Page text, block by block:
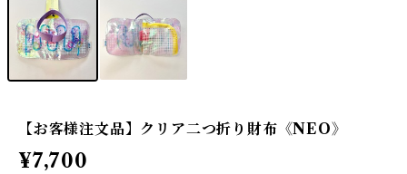
【お客様注文品】クリア二つ折り財布《NEO》
¥7,700